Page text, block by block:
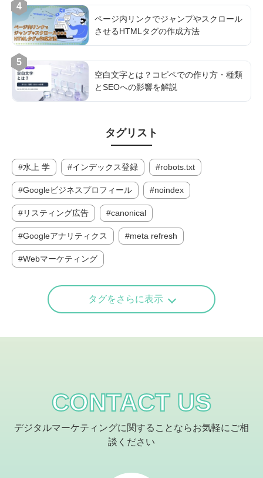
4
ページ内リンクでジャンプやスクロール
させるHTMLタグの作成方法
5
空白文字とは？コピペでの作り方・種類
とSEOへの影響を解説
タグリスト
水上 学 インデックス登録 robots.txt
Googleビジネスプロフィール noindex
リスティング広告 canonical
Googleアナリティクス meta refresh
Webマーケティング
タグをさらに表示
CONTACT US
デジタルマーケティングに関することならお気軽にご相
談ください